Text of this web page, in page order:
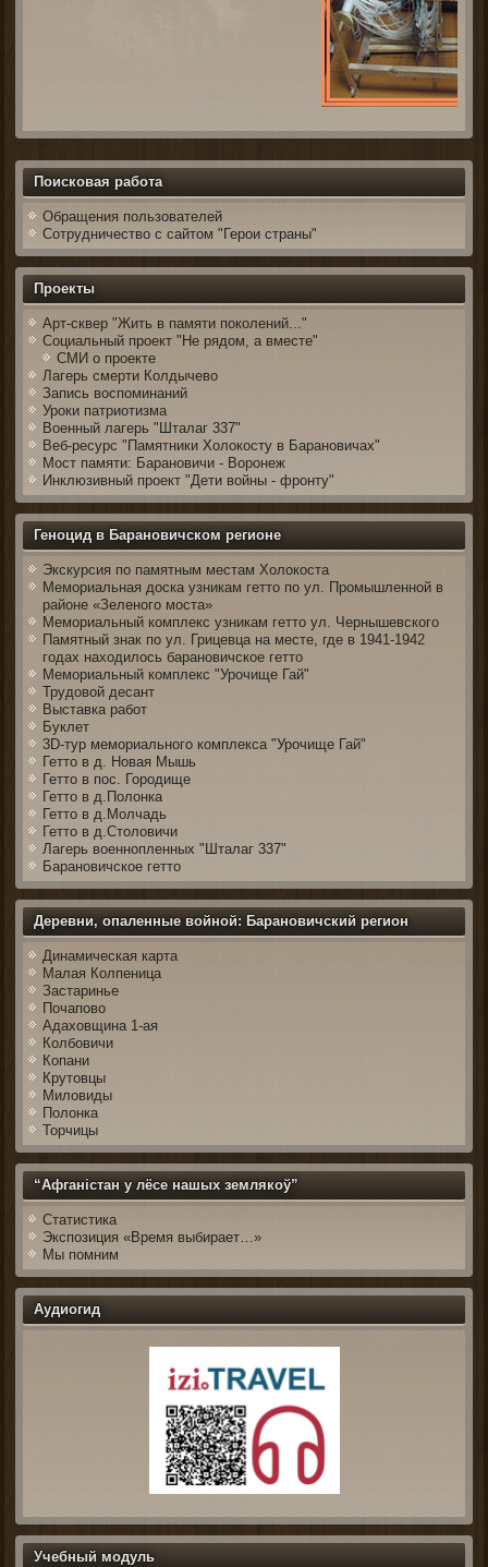
Поисковая работа
Обращения пользователей
Сотрудничество с сайтом "Герои страны"
Проекты
Арт-сквер "Жить в памяти поколений..."
Социальный проект "Не рядом, а вместе"
СМИ о проекте
Лагерь смерти Колдычево
Запись воспоминаний
Уроки патриотизма
Военный лагерь "Шталаг 337"
Веб-ресурс "Памятники Холокосту в Барановичах"
Мост памяти: Барановичи - Воронеж
Инклюзивный проект "Дети войны - фронту"
Геноцид в Барановичском регионе
Экскурсия по памятным местам Холокоста
Мемориальная доска узникам гетто по ул. Промышленной в
районе «Зеленого моста»
Мемориальный комплекс узникам гетто ул. Чернышевского
Памятный знак по ул. Грицевца на месте, где в 1941-1942
годах находилось барановичское гетто
Мемориальный комплекс "Урочище Гай"
Трудовой десант
Выставка работ
Буклет
3D-тур мемориального комплекса "Урочище Гай"
Гетто в д. Новая Мышь
Гетто в пос. Городище
Гетто в д.Полонка
Гетто в д.Молчадь
Гетто в д.Столовичи
Лагерь военнопленных "Шталаг 337"
Барановичское гетто
Деревни, опаленные войной: Барановичский регион
Динамическая карта
Малая Колпеница
Застаринье
Почапово
Адаховщина 1-ая
Колбовичи
Копани
Крутовцы
Миловиды
Полонка
Торчицы
“Афганістан у лёсе нашых землякоў”
Статистика
Экспозиция «Время выбирает…»
Мы помним
Аудиогид
Учебный модуль